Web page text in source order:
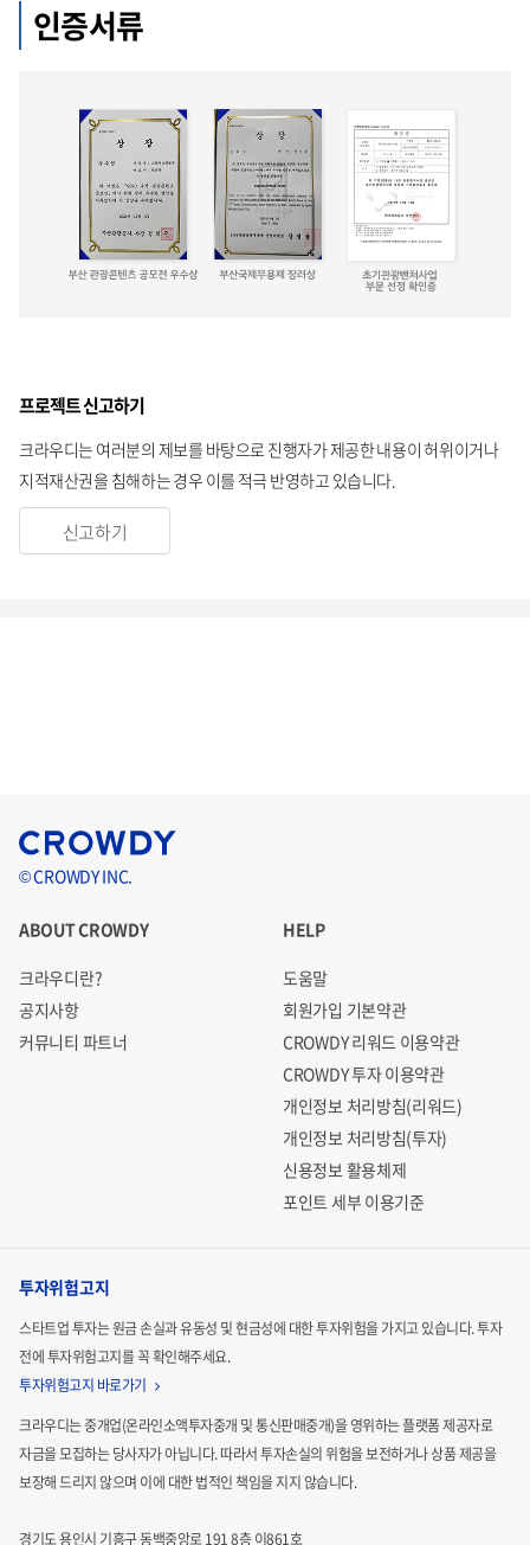
인증서류
프로젝트 신고하기
크라우디는 여러분의 제보를 바탕으로 진행자가 제공한 내용이 허위이거나
지적재산권을 침해하는 경우 이를 적극 반영하고 있습니다.
신고하기
© CROWDY INC.
ABOUT CROWDY
크라우디란?
공지사항
커뮤니티 파트너
HELP
도움말
회원가입 기본약관
CROWDY 리워드 이용약관
CROWDY 투자 이용약관
개인정보 처리방침(리워드)
개인정보 처리방침(투자)
신용정보 활용체제
포인트 세부 이용기준
투자위험고지
스타트업 투자는 원금 손실과 유동성 및 현금성에 대한 투자위험을 가지고 있습니다.투자
전에 투자위험고지를 꼭 확인해주세요.
투자위험고지 바로가기
크라우디는 중개업(온라인소액투자중개 및 통신판매중개)을 영위하는 플랫폼 제공자로
자금을 모집하는당사자가 아닙니다. 따라서 투자손실의 위험을 보전하거나 상품 제공을
보장해 드리지 않으며 이에 대한 법적인 책임을 지지 않습니다.
경기도 용인시 기흥구 동백중앙로 191 8층 이861호